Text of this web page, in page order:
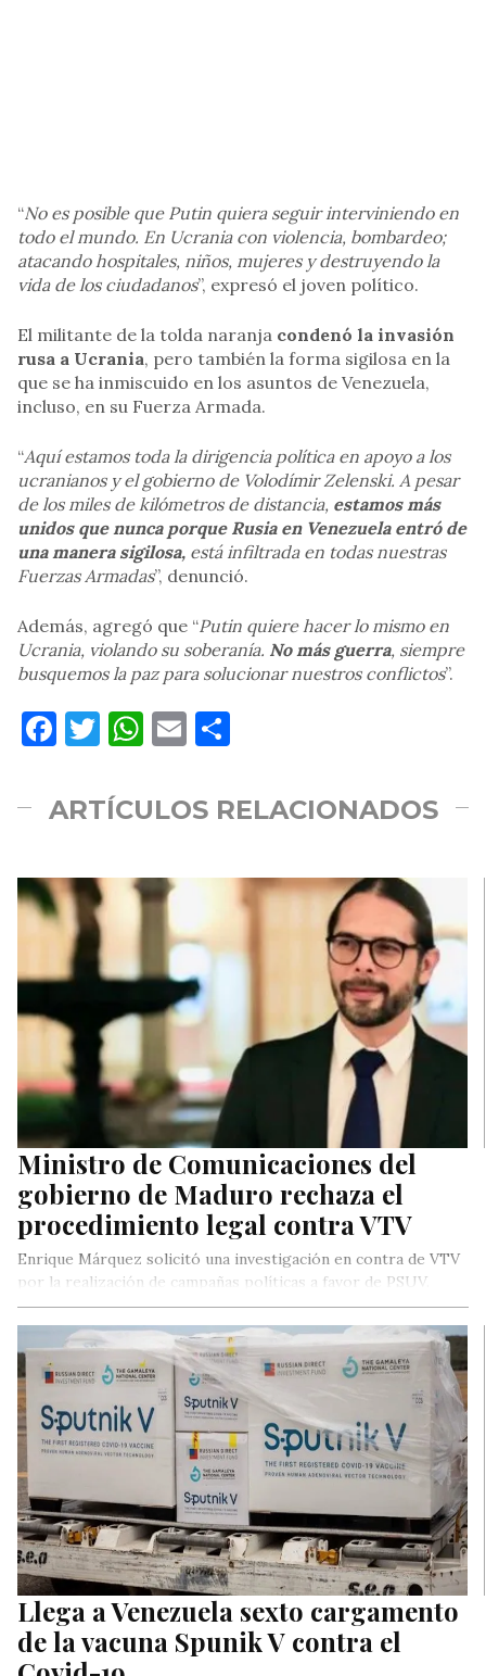
“No es posible que Putin quiera seguir interviniendo en
todo el mundo. En Ucrania con violencia, bombardeo;
atacando hospitales, niños, mujeres y destruyendo la
vida de los ciudadanos”, expresó el joven político.
El militante de la tolda naranja condenó la invasión
rusa a Ucrania, pero también la forma sigilosa en la
que se ha inmiscuido en los asuntos de Venezuela,
incluso, en su Fuerza Armada.
“Aquí estamos toda la dirigencia política en apoyo a los
ucranianos y el gobierno de Volodímir Zelenski. A pesar
de los miles de kilómetros de distancia, estamos más
unidos que nunca porque Rusia en Venezuela entró de
una manera sigilosa, está infiltrada en todas nuestras
Fuerzas Armadas”, denunció.
Además, agregó que “Putin quiere hacer lo mismo en
Ucrania, violando su soberanía. No más guerra, siempre
busquemos la paz para solucionar nuestros conflictos”.
Facebook
Twitter
WhatsApp
Email
ARTÍCULOS RELACIONADOS
Ministro de Comunicaciones del
gobierno de Maduro rechaza el
procedimiento legal contra VTV
Enrique Márquez solicitó una investigación en contra de VTV
por la realización de campañas políticas a favor de PSUV.
Llega a Venezuela sexto cargamento
de la vacuna Spunik V contra el